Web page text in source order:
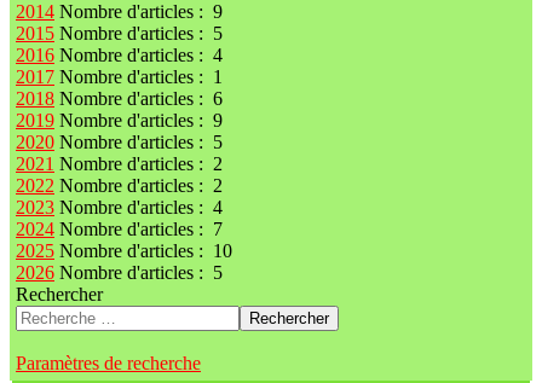
2014 Nombre d'articles : 9
2015 Nombre d'articles : 5
2016 Nombre d'articles : 4
2017 Nombre d'articles : 1
2018 Nombre d'articles : 6
2019 Nombre d'articles : 9
2020 Nombre d'articles : 5
2021 Nombre d'articles : 2
2022 Nombre d'articles : 2
2023 Nombre d'articles : 4
2024 Nombre d'articles : 7
2025 Nombre d'articles : 10
2026 Nombre d'articles : 5
Rechercher
Rechercher
Paramètres de recherche